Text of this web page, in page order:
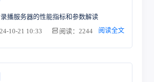
播服务器的性能指标和参数解读
10-21 10:33
阅读：2244 阅读全文